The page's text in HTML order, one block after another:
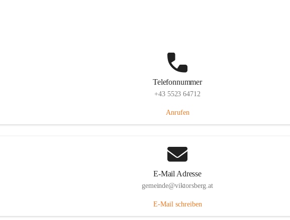
Telefonnummer
+43 5523 64712
Anrufen
E-Mail Adresse
gemeinde@viktorsberg.at
E-Mail schreiben